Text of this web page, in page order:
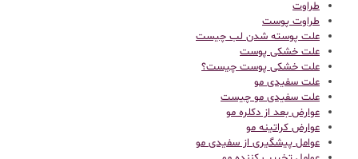
طراوت
طراوت پوست
علت پوسته شدن لب چیست
علت خشکی پوست
علت خشکی پوست چیست؟
علت سفیدی مو
علت سفیدی مو چیست
عوارض بعد از دکلره مو
عوارض کراتینه مو
عوامل پیشگیری از سفیدی مو